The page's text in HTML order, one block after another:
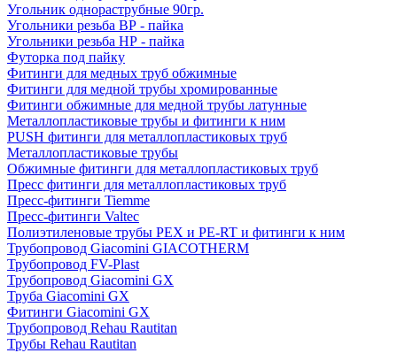
Угольник однораструбные 90гр.
Угольники резьба ВР - пайка
Угольники резьба НР - пайка
Футорка под пайку
Фитинги для медных труб обжимные
Фитинги для медной трубы хромированные
Фитинги обжимные для медной трубы латунные
Металлопластиковые трубы и фитинги к ним
PUSH фитинги для металлопластиковых труб
Металлопластиковые трубы
Обжимные фитинги для металлопластиковых труб
Пресс фитинги для металлопластиковых труб
Пресс-фитинги Tiemme
Пресс-фитинги Valtec
Полиэтиленовые трубы PEX и PE-RT и фитинги к ним
Трубопровод Giacomini GIACOTHERM
Трубопровод FV-Plast
Трубопровод Giacomini GX
Труба Giacomini GX
Фитинги Giacomini GX
Трубопровод Rehau Rautitan
Трубы Rehau Rautitan